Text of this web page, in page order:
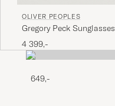
OLIVER PEOPLES
Gregory Peck Sunglasses
Black/Midnight
4 399,-
649,-